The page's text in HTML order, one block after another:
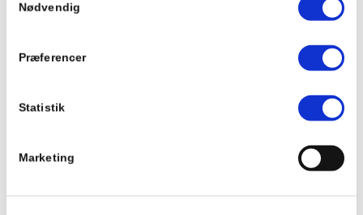
Nødvendig
Præferencer
Statistik
Marketing